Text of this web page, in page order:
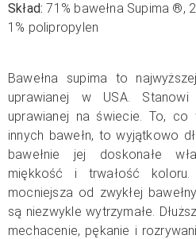
Skład: 71 % bawełna Supima ®,
1% polipropylen
Bawełna supima to
uprawianej w USA.
uprawianej na świecie. To, co
innych bawełn, to wyjątkowo
bawełnie jej doskonałe
miękkość i trwałość
mocniejsza od zwykłej
są niezwykle wytrzymałe.
mechacenie, pękanie i